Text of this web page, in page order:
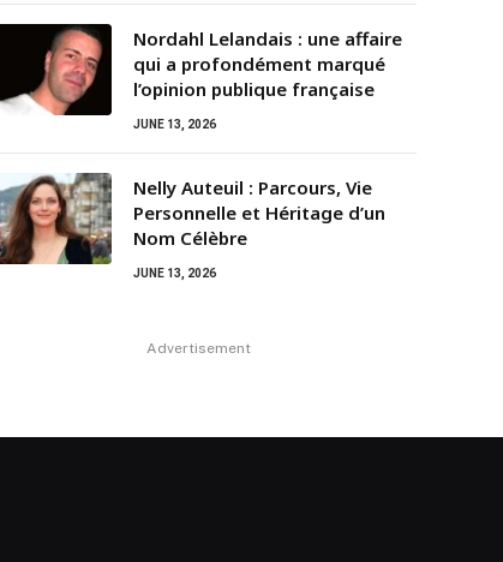
Nordahl Lelandais : une affaire
qui a profondément marqué
l’opinion publique française
JUNE 13, 2026
Nelly Auteuil : Parcours, Vie
Personnelle et Héritage d’un
Nom Célèbre
JUNE 13, 2026
Advertisement